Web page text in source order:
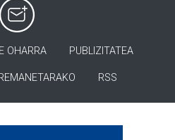
OHARRA PUBLIZITATEA
RSS